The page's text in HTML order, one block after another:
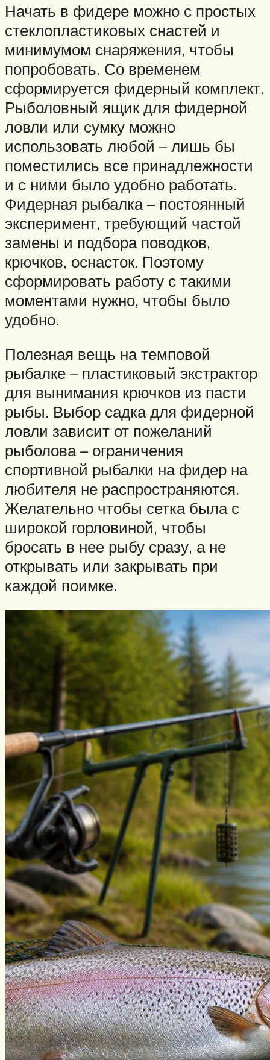
Начать в фидере можно с простых
стеклопластиковых снастей и
минимумом снаряжения, чтобы
попробовать. Со временем
сформируется фидерный комплект.
Рыболовный ящик для фидерной
ловли или сумку можно
использовать любой – лишь бы
поместились все принадлежности
и с ними было удобно работать.
Фидерная рыбалка – постоянный
эксперимент, требующий частой
замены и подбора поводков,
крючков, оснасток. Поэтому
сформировать работу с такими
моментами нужно, чтобы было
удобно.
Полезная вещь на темповой
рыбалке – пластиковый экстрактор
для вынимания крючков из пасти
рыбы. Выбор садка для фидерной
ловли зависит от пожеланий
рыболова – ограничения
спортивной рыбалки на фидер на
любителя не распространяются.
Желательно чтобы сетка была с
широкой горловиной, чтобы
бросать в нее рыбу сразу, а не
открывать или закрывать при
каждой поимке.